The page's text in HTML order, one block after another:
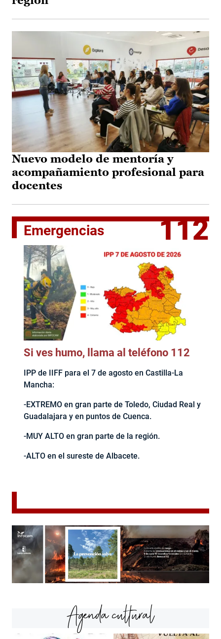
Nuevo modelo de mentoría y
acompañamiento profesional para
docentes
Emergencias 112
Si ves humo, llama al teléfono 112
IPP de IIFF para el 7 de agosto en Castilla-La
Mancha:
-EXTREMO en gran parte de Toledo, Ciudad Real y
Guadalajara y en puntos de Cuenca.
-MUY ALTO en gran parte de la región.
-ALTO en el sureste de Albacete.
Agenda cultural